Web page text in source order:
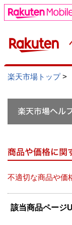
楽天市場トップ>
不適切な商品や価
該当商品ページ